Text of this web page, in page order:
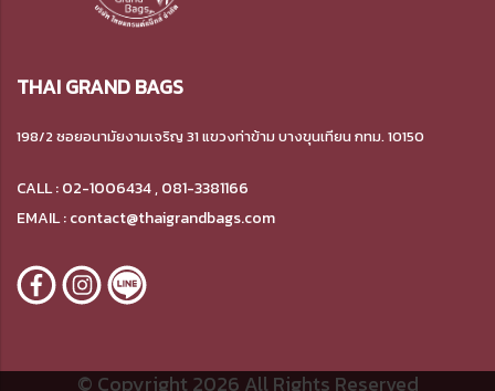
THAI GRAND BAGS
198/2 ซอยอนามัยงามเจริญ 31 แขวงท่าข้าม บางขุนเทียน กทม. 10150
CALL : 02-1006434 , 081-3381166
EMAIL : contact@thaigrandbags.com
© Copyright 2026 All Rights Reserved